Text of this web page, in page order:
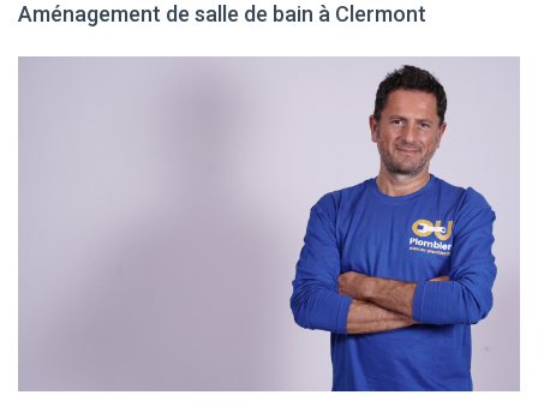
Aménagement de salle de bain à Clermont